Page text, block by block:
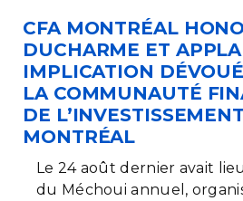
CFA MONTRÉAL
DUCHARME ET
IMPLICATION
LA COMMUNAUTÉ
DE
MONTRÉAL
Le 24 août dernier avait
du Méchoui annuel,